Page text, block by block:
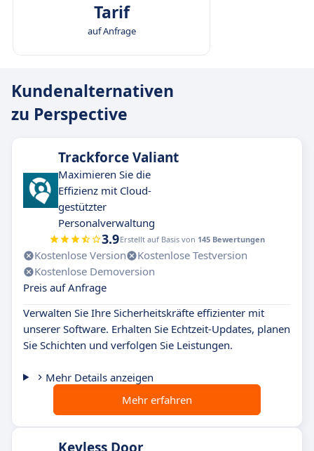
Tarif
auf Anfrage
Kundenalternativen
zu Perspective
Trackforce Valiant
Maximieren Sie die
Effizienz mit Cloud-
gestützter
Personalverwaltung
3.9Erstellt auf Basis von 145 Bewertungen
Kostenlose Version
Kostenlose Testversion
Kostenlose Demoversion
Preis auf Anfrage
Verwalten Sie Ihre Sicherheitskräfte effizienter mit
unserer Software. Erhalten Sie Echtzeit-Updates, planen
Sie Schichten und verfolgen Sie Leistungen.
Mehr Details anzeigen
Mehr erfahren